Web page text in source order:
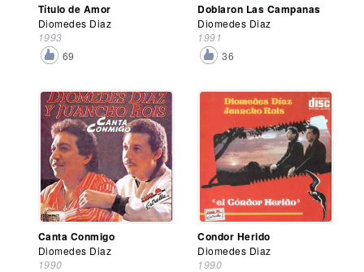
Título de Amor
Diomedes Diaz
1993
69
Doblaron Las Campanas
Diomedes Diaz
1991
36
Canta Conmigo
Diomedes Diaz
1990
Condor Herido
Diomedes Diaz
1990